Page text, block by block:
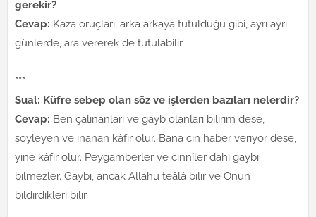
gerekir?
Cevap: Kaza oruçları, arka arkaya tutulduğu gibi, ayrı ayrı
günlerde, ara vererek de tutulabilir.
***
Sual: Küfre sebep olan söz ve işlerden bazıları nelerdir?
Cevap: Ben çalınanları ve gayb olanları bilirim dese,
söyleyen ve inanan kâfir olur. Bana cin haber veriyor dese,
yine kâfir olur. Peygamberler ve cinnîler dahi gaybı
bilmezler. Gaybı, ancak Allahü teâlâ bilir ve Onun
bildirdikleri bilir.